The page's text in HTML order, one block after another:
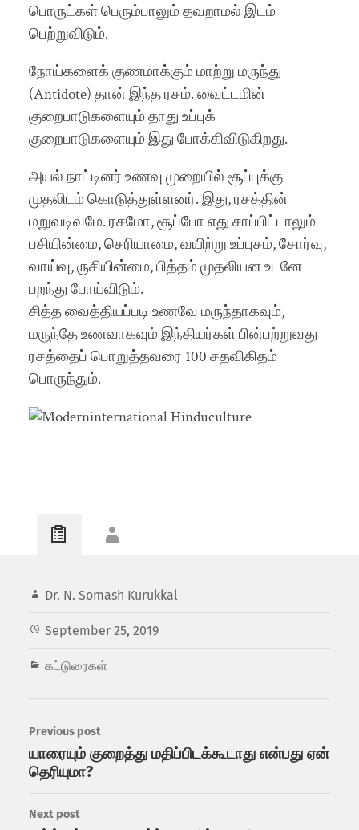
பொருட்கள் பெரும்பாலும் தவறாமல் இடம்
பெற்றுவிடும்.
நோய்களைக் குணமாக்கும் மாற்று மருந்து
(Antidote) தான் இந்த ரசம். வைட்டமின்
குறைபாடுகளையும் தாது உப்புக்
குறைபாடுகளையும் இது போக்கிவிடுகிறது.
அயல் நாட்டினர் உணவு முறையில் சூப்புக்கு
முதலிடம் கொடுத்துள்ளனர். இது, ரசத்தின்
மறுவடிவமே. ரசமோ, சூப்போ எது சாப்பிட்டாலும்
பசியின்மை, செரியாமை, வயிற்று உப்புசம், சோர்வு,
வாய்வு, ருசியின்மை, பித்தம் முதலியன உடனே
பறந்து போய்விடும்.
சித்த வைத்தியப்படி உணவே மருந்தாகவும்,
மருந்தே உணவாகவும் இந்தியர்கள் பின்பற்றுவது
ரசத்தைப் பொறுத்தவரை 100 சதவிகிதம்
பொருந்தும்.
Dr. N. Somash Kurukkal
September 25, 2019
கட்டுரைகள்
Previous post
யாரையும் குறைத்து மதிப்பிடக்கூடாது என்பது ஏன்
தெரியுமா?
Next post